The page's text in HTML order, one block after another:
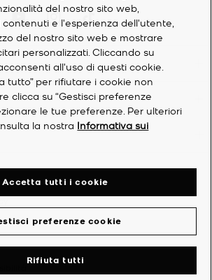
del nostro sito web,
contenuti e l'esperienza dell'utente,
del nostro sito web e mostrare
personalizzati. Cliccando su
all'uso di questi cookie.
tutto” per rifiutare i cookie non
clicca su “Gestisci preferenze
le tue preferenze. Per ulteriori
la nostra Informativa sui
preferenze cookie
Rifiuta tutti
Accetta tutti i cookie